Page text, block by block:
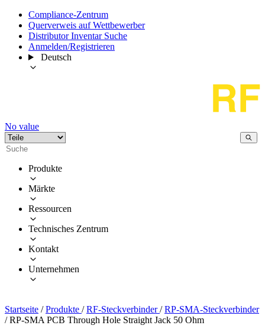
Compliance-Zentrum
Querverweis auf Wettbewerber
Distributor Inventar Suche
Anmelden/Registrieren
Deutsch
No value
Produkte
Märkte
Ressourcen
Technisches Zentrum
Kontakt
Unternehmen
Startseite / Produkte / RF-Steckverbinder/ RP-SMA-Steckverbinder
/ RP-SMA PCB Through Hole Straight Jack 50 Ohm